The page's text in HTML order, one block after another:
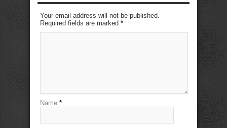
Your email address will not be published.
Required fields are marked *
Name *